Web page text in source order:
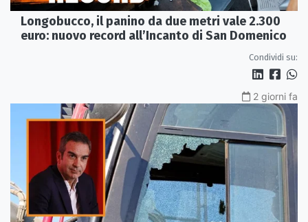
Longobucco, il panino da due metri vale 2.300
euro: nuovo record all’Incanto di San Domenico
Condividi su:
2 giorni fa